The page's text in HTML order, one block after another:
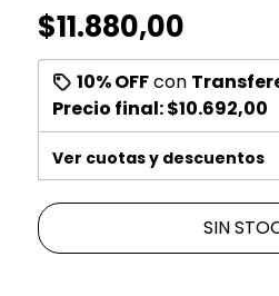
$11.880,00
10% OFFcon
Precio final:$10.692,00
Ver cuotas y descuentos
SIN